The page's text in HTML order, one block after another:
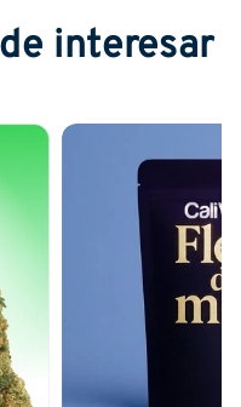
interesar